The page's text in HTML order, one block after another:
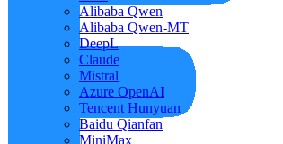
Alibaba Qwen
Alibaba Qwen-MT
DeepL
Claude
Mistral
Azure OpenAI
Tencent Hunyuan
Baidu Qianfan
MiniMax